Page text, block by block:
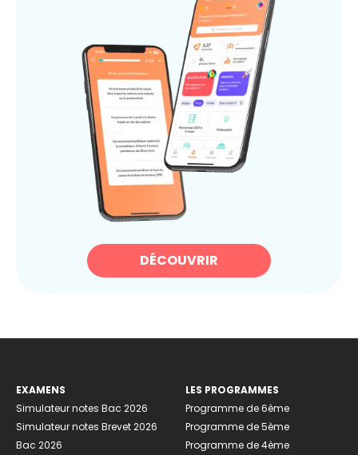
DÉCOUVRIR
EXAMENS
Simulateur notes Bac 2026
Simulateur notes Brevet 2026
Bac 2026
LES PROGRAMMES
Programme de 6ème
Programme de 5ème
Programme de 4ème